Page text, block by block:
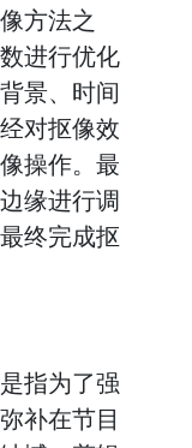
方法之
进行优化
景、时间
对抠像效
操作。最
缘进行调
终完成抠
指为了强
补在节目